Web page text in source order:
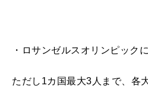
・ロサンゼルスオリンピック
ただし1カ国最大3人まで、各